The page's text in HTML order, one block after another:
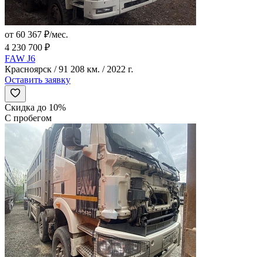
от 60 367 ₽/мес.
4 230 700 ₽
FAW J6
Красноярск / 91 208 км. / 2022 г.
Оставить заявку
Скидка до 10%
С пробегом